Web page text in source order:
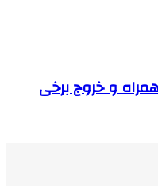
و خروج برخی